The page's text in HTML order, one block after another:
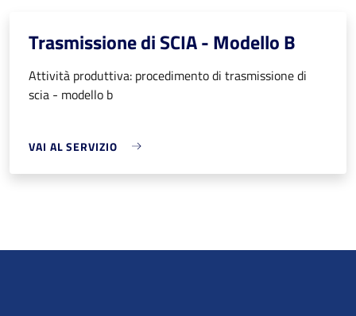
Trasmissione di SCIA - Modello B
Attività produttiva: procedimento di trasmissione di
scia - modello b
VAI AL SERVIZIO